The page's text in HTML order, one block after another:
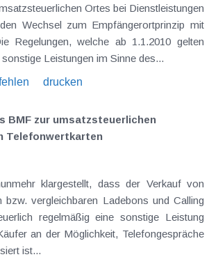
Ortes bei Dienstleistungen
zum Empfängerortprinzip mit
welche ab 1.1.2010 gelten
sollen, umfassen sonstige Leistungen im Sinne des...
drucken
BMF zur umsatzsteuerlichen
Telefonwertkarten
klargestellt, dass der Verkauf von
eine sonstige Leistung
an der Möglichkeit, Telefongespräche
ist...